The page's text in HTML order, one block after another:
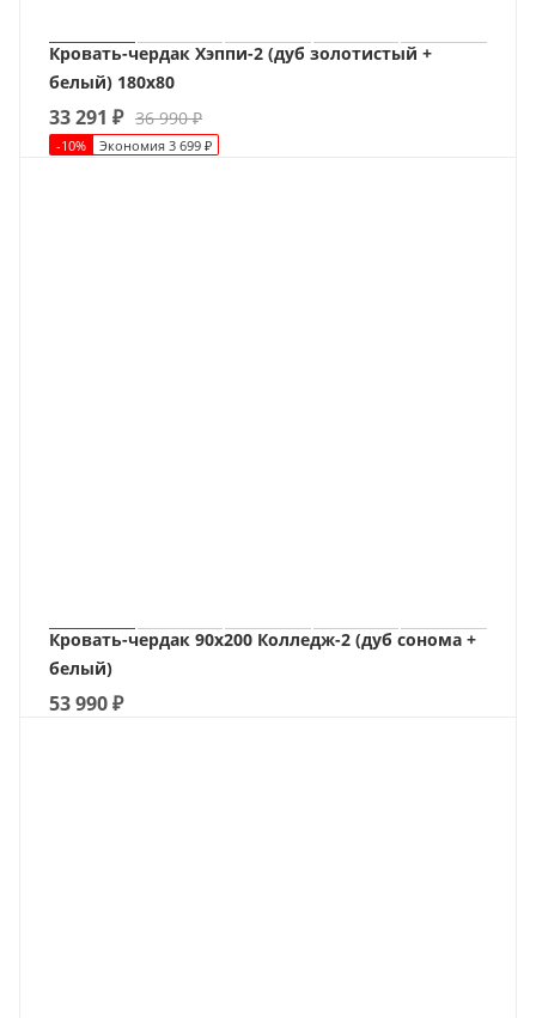
Кровать-чердак Хэппи-2 (дуб золотистый +
белый) 180х80
33 291 ₽ 36 990₽
-10% Экономия 3 699 ₽
Кровать-чердак 90х200 Колледж-2 (дуб сонома +
белый)
53 990₽